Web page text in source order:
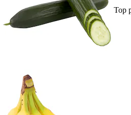
Top